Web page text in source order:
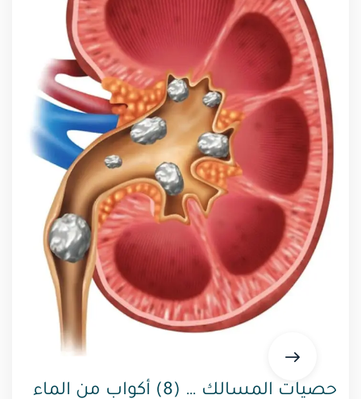
حصيات المسالك … (8) أكواب من الماء